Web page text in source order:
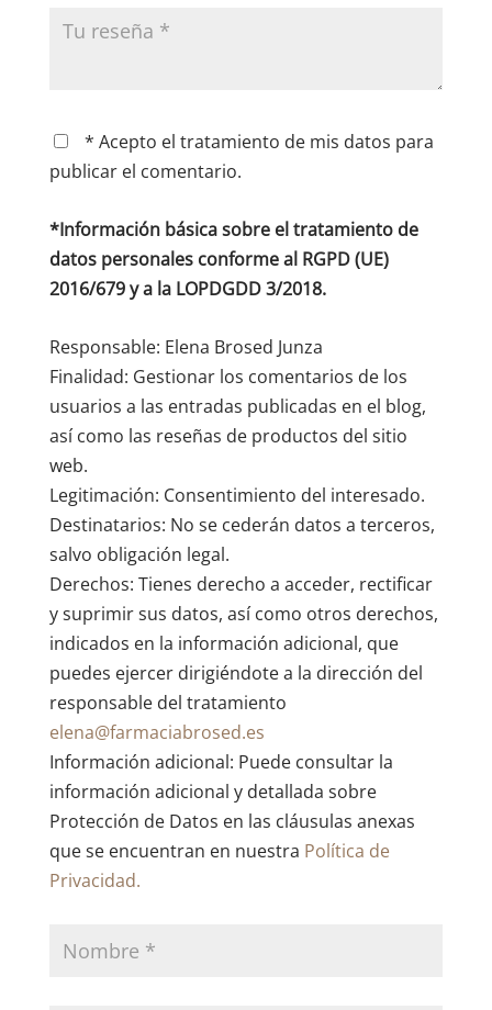
* Acepto el tratamiento de mis datos para
publicar el comentario.
*Información básica sobre el tratamiento de
datos personales conforme al RGPD (UE)
2016/679 y a la LOPDGDD 3/2018.
Responsable: Elena Brosed Junza
Finalidad: Gestionar los comentarios de los
usuarios a las entradas publicadas en el blog,
así como las reseñas de productos del sitio
web.
Legitimación: Consentimiento del interesado.
Destinatarios: No se cederán datos a terceros,
salvo obligación legal.
Derechos: Tienes derecho a acceder, rectificar
y suprimir sus datos, así como otros derechos,
indicados en la información adicional, que
puedes ejercer dirigiéndote a la dirección del
responsable del tratamiento
elena@farmaciabrosed.es
Información adicional: Puede consultar la
información adicional y detallada sobre
Protección de Datos en las cláusulas anexas
que se encuentran en nuestra Política de
Privacidad.